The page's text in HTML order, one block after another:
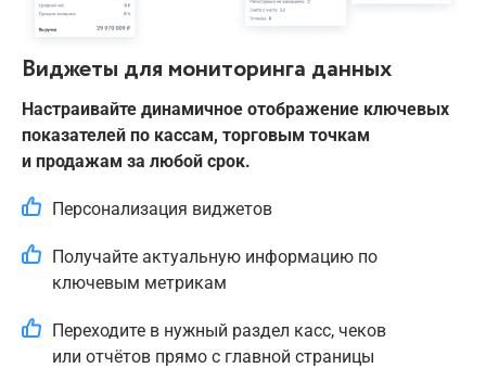
Виджеты для мониторинга данных
Настраивайте динамичное отображение ключевых
показателей по кассам, торговым точкам
и продажам за любой срок.
Персонализация виджетов
Получайте актуальную информацию по
ключевым метрикам
Переходите в нужный раздел касс, чеков
или отчётов прямо с главной страницы